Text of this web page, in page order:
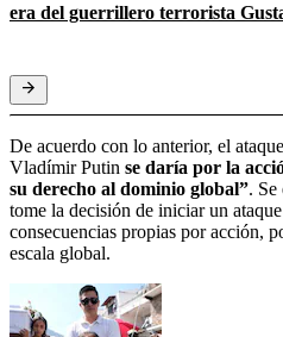
era del guerrillero terrorista
De acuerdo con lo anterior, el
Vladímir Putin se daría por la
su derecho al dominio global”. Se
tome la decisión de iniciar un
consecuencias propias por acción,
escala global.